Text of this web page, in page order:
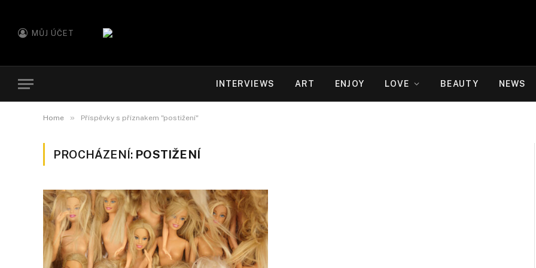
MŮJ ÚČET
INTERVIEWS ART ENJOY LOVE BEAUTY NEWS
Home » Příspěvky s příznakem "postižení"
PROCHÁZENÍ: POSTIŽENÍ